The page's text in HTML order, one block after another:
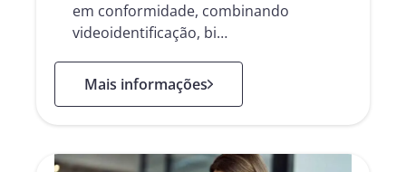
em conformidade, combinando
videoidentificação, bi…
Mais informações
: Namirial Onboarding